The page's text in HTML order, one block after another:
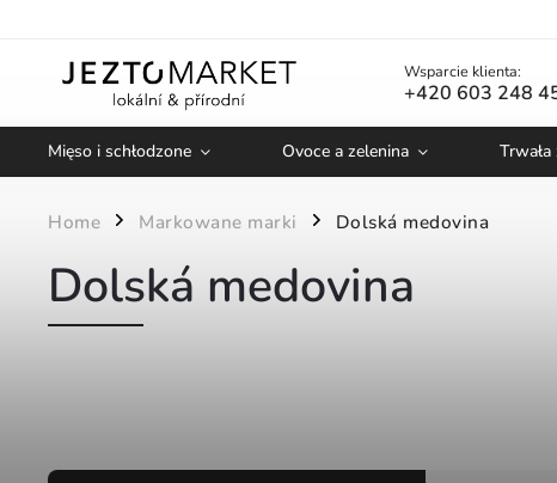
Wsparcie klienta:
+420 603 248
Mięso i schłodzone Ovoce a zelenina
Home / Markowane marki / Dolská medovina
Dolská medovina